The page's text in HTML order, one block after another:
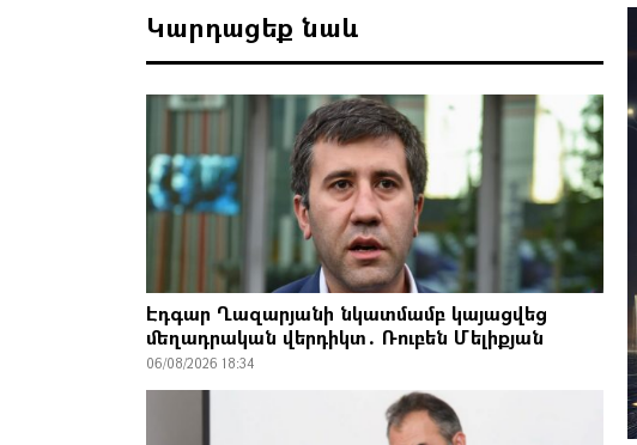
Կարդացեք նաև
Էդգար Ղազարյանի նկատմամբ կայացվեց
մեղադրական վերդիկտ․ Ռուբեն Մելիքյան
06/08/2026 18:34